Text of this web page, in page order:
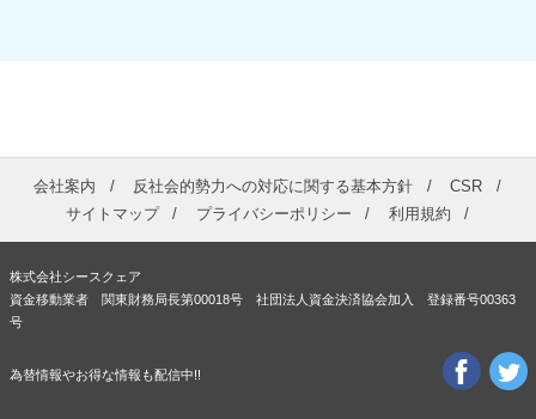
会社案内 反社会的勢力への対応に関する基本方針
CSR
サイトマップ
プライバシーポリシー 利用規約
株式会社シースクェア
資金移動業者 関東財務局長第00018号 社団法人資金決済協会加入 登録番号00363
号
為替情報やお得な情報も配信中!!